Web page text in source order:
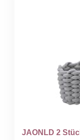
JAONLD 2